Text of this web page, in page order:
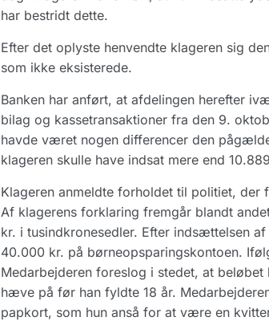
har bestridt dette.
Efter det oplyste henvendte klageren sig
som ikke eksisterede.
Banken har anført, at afdelingen herefter
bilag og kassetransaktioner fra den 9.
havde været nogen differencer den
klageren skulle have indsat mere end
Klageren anmeldte forholdet til politiet,
Af klagerens forklaring fremgår blandt
kr. i tusindkronesedler. Efter indsættelsen
40.000 kr. på børneopsparingskontoen.
Medarbejderen foreslog i stedet, at
hæve på før han fyldte 18 år.
papkort, som hun anså for at være en